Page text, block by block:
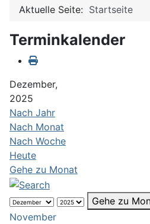
Aktuelle Seite: Startseite
Terminkalender
Dezember,
2025
Nach Jahr
Nach Monat
Nach Woche
Heute
Gehe zu Monat
Gehe zu
November